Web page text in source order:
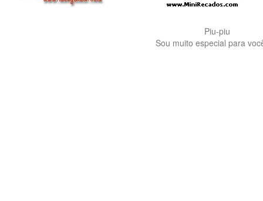
Piu-piu
Sou muito especial para